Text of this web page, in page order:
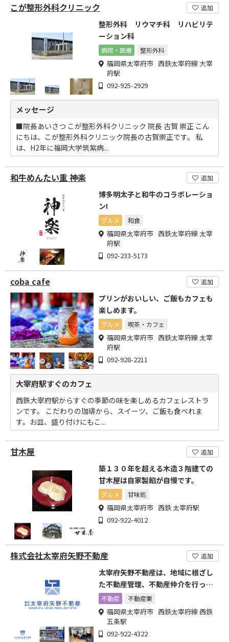
こが整形外科クリニック 追加
整形外科 リウマチ科 リハビリテ
ーション科
病院・医療 整形外科
福岡県太宰府市 西鉄太宰府線 大宰
府駅
092-925-2929
メッセージ
■院長あいさつ こが整形外科クリニック 院長 古賀 崇正 こん
にちは、こが整形外科クリニック院長の古賀崇正です。 私
は、H2年に福岡大学筑紫病...
和牛めんたい重 神楽 追加
博多明太子と和牛のコラボレーショ
ン!
グルメ 和食
福岡県太宰府市 西鉄太宰府線 太宰
府駅
092-233-5173
coba cafe 追加
プリンがおいしい、ご飯もカフェも
楽しめます。
グルメ 喫茶・カフェ
福岡県太宰府市 西鉄太宰府線 太宰
府駅
092-928-2211
大宰府駅すぐのカフェ
西鉄大宰府駅からすぐの季節の味を楽しめるカフェレストラ
ンです。 こだわりの珈琲から、スイーツ、ご飯も食べれま
す。お皿、盛り付けにもこ...
甘木屋 追加
築１３０年を超える木造３階建ての
甘木屋は自家製餡が自慢です。
グルメ 甘味処
福岡県太宰府市 西鉄 太宰府駅
092-922-4012
株式会社太宰府矢野不動産 追加
太宰府矢野不動産は、地域に根ざし
た不動産管理、不動産仲介を行って
います
不動産 不動産業
福岡県太宰府市 西鉄太宰府線 西鉄
五条駅
092-922-4322